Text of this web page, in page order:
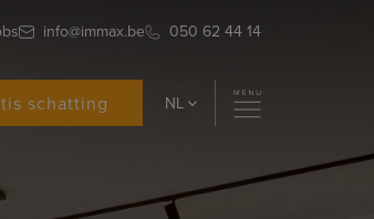
info@immax.be 050 62 44 14
schatting NL